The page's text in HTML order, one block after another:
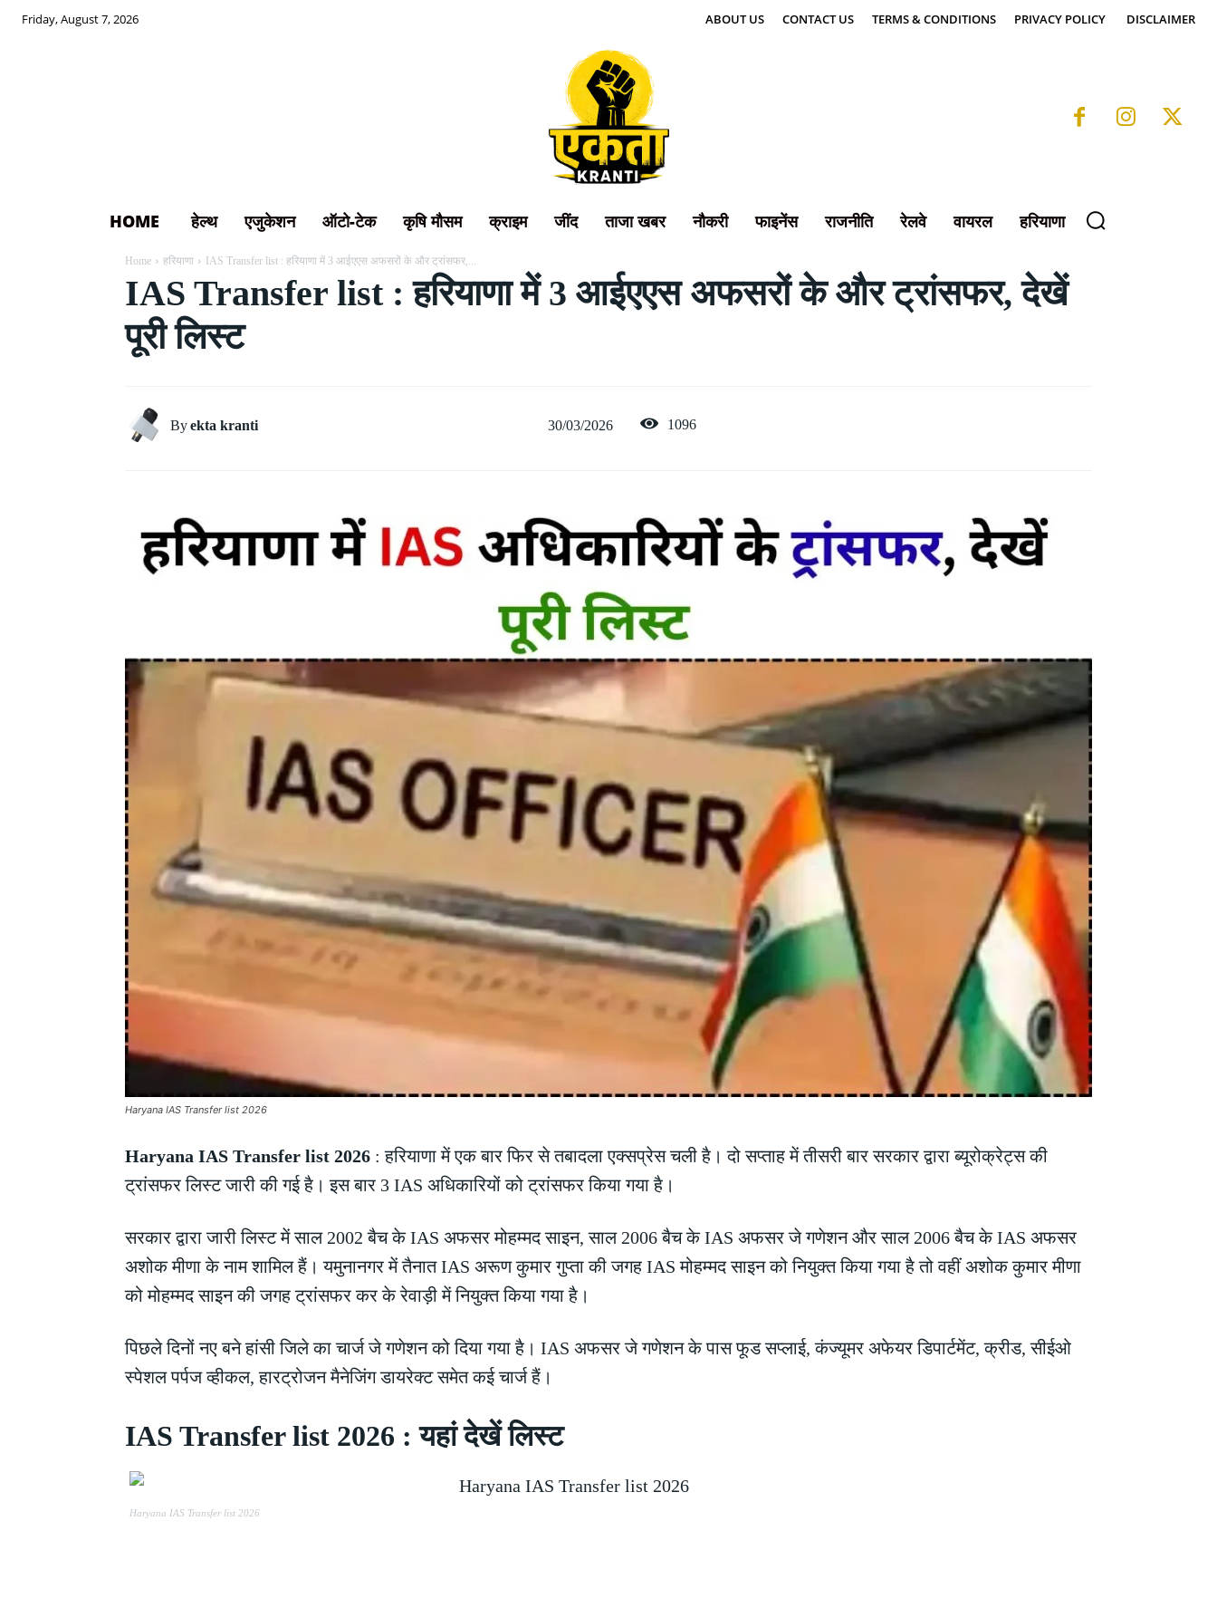
Friday, August 7, 2026 ABOUT US CONTACT US TERMS & CONDITIONS PRIVACY POLICY DISCLAIMER
HOME हेल्थ एजुकेशन ऑटो-टेक कृषि मौसम क्राइम जींद ताजा खबर नौकरी फाइनेंस राजनीति रेलवे वायरल हरियाणा
Home हरियाणा IAS Transfer list : हरियाणा में 3 आईएएस अफसरों के और ट्रांसफर,...
IAS Transfer list : हरियाणा में 3 आईएएस अफसरों के और ट्रांसफर, देखें
पूरी लिस्ट
Byekta kranti 30/03/2026 1096
Haryana IAS Transfer list 2026
Haryana IAS Transfer list 2026 : हरियाणा में एक बार फिर से तबादला एक्सप्रेस चली है। दो सप्ताह में तीसरी बार सरकार द्वारा ब्यूरोक्रेट्स की
ट्रांसफर लिस्ट जारी की गई है। इस बार 3 IAS अधिकारियों को ट्रांसफर किया गया है।
सरकार द्वारा जारी लिस्ट में साल 2002 बैच के IAS अफसर मोहम्मद साइन, साल 2006 बैच के IAS अफसर जे गणेशन और साल 2006 बैच के IAS अफसर
अशोक मीणा के नाम शामिल हैं। यमुनानगर में तैनात IAS अरूण कुमार गुप्ता की जगह IAS मोहम्मद साइन को नियुक्त किया गया है तो वहीं अशोक कुमार मीणा
को मोहम्मद साइन की जगह ट्रांसफर कर के रेवाड़ी में नियुक्त किया गया है।
पिछले दिनों नए बने हांसी जिले का चार्ज जे गणेशन को दिया गया है। IAS अफसर जे गणेशन के पास फूड सप्लाई, कंज्यूमर अफेयर डिपार्टमेंट, क्रीड, सीईओ
स्पेशल पर्पज व्हीकल, हारट्रोजन मैनेजिंग डायरेक्ट समेत कई चार्ज हैं।
IAS Transfer list 2026 : यहां देखें लिस्ट
Haryana IAS Transfer list 2026